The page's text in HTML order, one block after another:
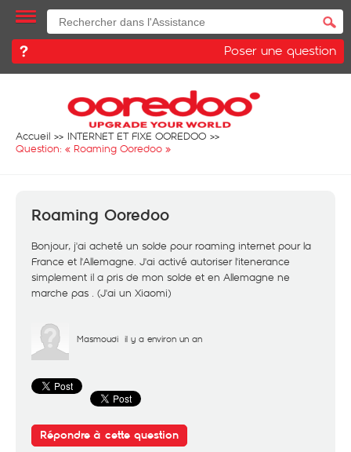
Poser une question
Accueil
INTERNET ET FIXE OOREDOO
Question: « Roaming Ooredoo »
Roaming Ooredoo
Bonjour, j'ai acheté un solde pour roaming internet pour la
France et l'Allemagne. J'ai activé autoriser l'itenerance
simplement il a pris de mon solde et en Allemagne ne
marche pas . (J'ai un Xiaomi)
Masmoudi il y a environ un an
Répondre à cette question